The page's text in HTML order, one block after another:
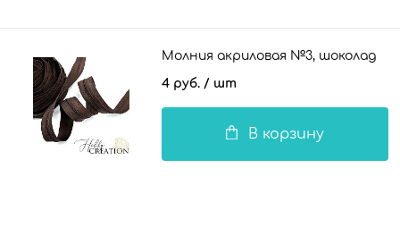
Молния акриловая №3, шоколад
4 руб. / шт
В корзину